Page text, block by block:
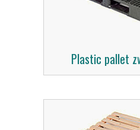
Plastic pallet